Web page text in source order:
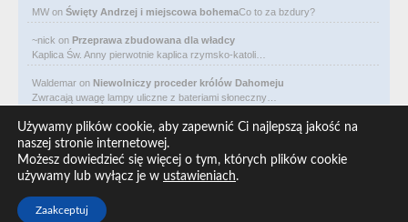
MW on Święty Andrzej i miejscowa bohemaCo to za bzdury?
~nick on Przeprawa zbudowana dla władcy
Kaplica Św. Anny pierwotnie kaplica rzymsko-katoli…
Waldemar on Niewolniczy proceder królów Dahomeju
Zwracają uwagę lampy uliczne z bateriami słoneczny…
Waldemar on Adam Asnyk. Poeta z mojego miasta
CIEKAWOSTKA że pod banderą Malty pływa statek m/v…
Waldemar on
Historia na Wawelskim Wzgórzu
Michał Bogoria Skotnicki (1775–1808). Portret Mich…
Używamy plików cookie, aby zapewnić Ci najlepszą jakość na
naszej stronie internetowej.
Możesz dowiedzieć się więcej o tym, których plików cookie
używamy lub wyłącz je w ustawieniach.
Zaakceptuj